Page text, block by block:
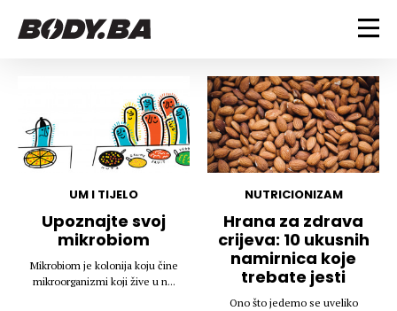
Vježbanje
Mršanje
Discipline
Indoor & Outdoor
BODYBUILDING
Trening i vježbe
Takmičarski bodybuilding
Savjeti
Ostalo
Dijete
Nutricionizam
Recepti
Suplementi
ZDRAVLJE
Um i tijelo
Povrede i bolesti
LIFESTYLE
UM I TIJELO
Upoznajte svoj
mikrobiom
Mikrobiom je kolonija koju čine
mikroorganizmi koji žive u n...
NUTRICIONIZAM
Hrana za zdrava
crijeva: 10 ukusnih
namirnica koje
trebate jesti
Ono što jedemo se uveliko